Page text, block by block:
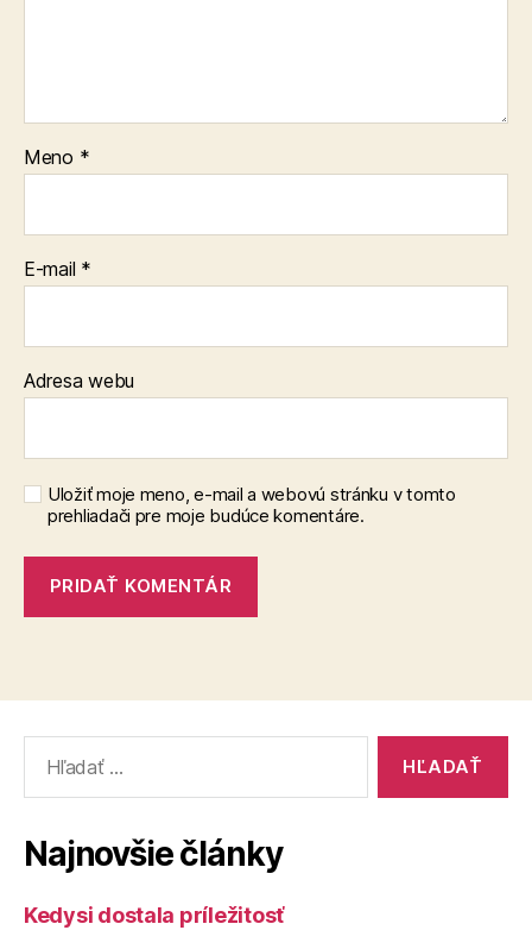
Meno *
E-mail *
Adresa webu
Uložiť moje meno, e-mail a webovú stránku v tomto
prehliadači pre moje budúce komentáre.
Najnovšie články
Kedysi dostala príležitosť